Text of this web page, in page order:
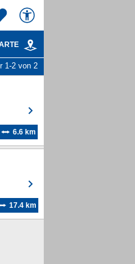
1-2 von 2
6.6 km
17.4 km